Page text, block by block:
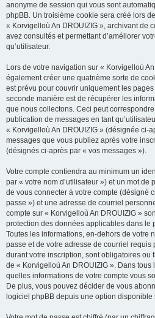
anonyme de session qui vous sont
phpBB. Un troisième cookie sera créé lors
« Korvigelloù An DROUIZIG », archivant de
avez consultés et permettant d’améliorer
qu’utilisateur.
Lors de votre navigation sur « Korvigelloù
également créer une quatrième sorte de
est prévu pour couvrir uniquement les
seconde manière est de récupérer les
que nous collectons. Ceci peut
publication de messages en tant
« Korvigelloù An DROUIZIG » (désignée ci-
messages que vous publiez après votre
(désignés ci-après par « vos messages »).
Votre compte contiendra au minimum un
par « votre nom d’utilisateur ») et un mot de
de vous connecter à votre compte (désigné
passe ») et une adresse de courriel
compte sur « Korvigelloù An DROUIZIG »
protection des données applicables dans le
Toutes les informations, en-dehors de votre
passe et de votre adresse de courriel requis
durant votre inscription, sont obligatoires ou
de « Korvigelloù An DROUIZIG ». Dans
quelles informations de votre compte vous
De plus, vous pouvez décider de vous
logiciel phpBB depuis une option disponible